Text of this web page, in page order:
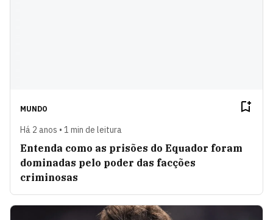
MUNDO
Há 2 anos • 1 min de leitura
Entenda como as prisões do Equador foram
dominadas pelo poder das facções
criminosas